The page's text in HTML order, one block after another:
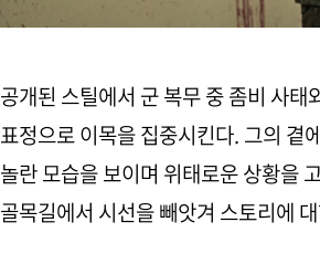
공개된 스틸에서 군 복무 중 좀비 사
표정으로 이목을 집중시킨다. 그의 곁
놀란 모습을 보이며 위태로운 상황을
골목길에서 시선을 빼앗겨 스토리에